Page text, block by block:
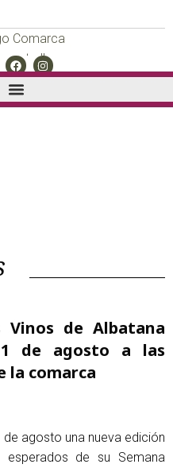
de Albatana
de agosto a las
la comarca
agosto una nueva edición
de su Semana